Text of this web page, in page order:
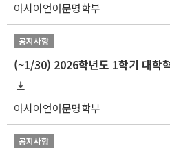
아시아언어문명학부
공지사항
아시아언어문명학부
공지사항